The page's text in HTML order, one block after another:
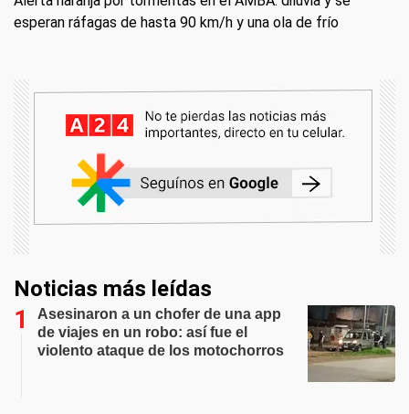
esperan ráfagas de hasta 90 km/h y una ola de frío
Noticias más leídas
Asesinaron a un chofer de una app
de viajes en un robo: así fue el
violento ataque de los motochorros